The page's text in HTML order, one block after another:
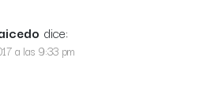
dice:
a las 9:33 pm